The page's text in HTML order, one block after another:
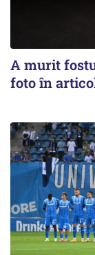
A murit
foto în